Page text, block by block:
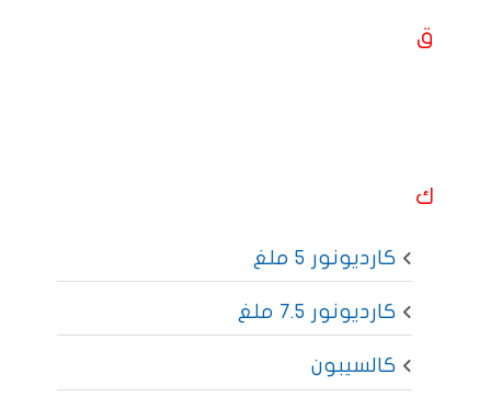
ق
ك
كارديونور 5 ملغ
كارديونور 7.5 ملغ
كالسيبون